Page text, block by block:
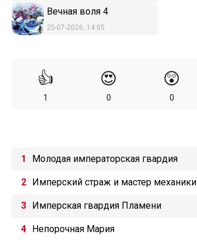
Вечная воля 4
25-07-2026, 14:05
👍
1
😍
0
😲
0
Молодая императорская гвардия
Имперский страж и мастер механики
Имперская гвардия Пламени
Непорочная Мария